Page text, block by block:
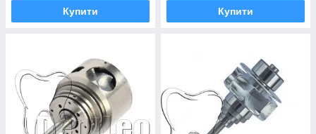
Купити Купити